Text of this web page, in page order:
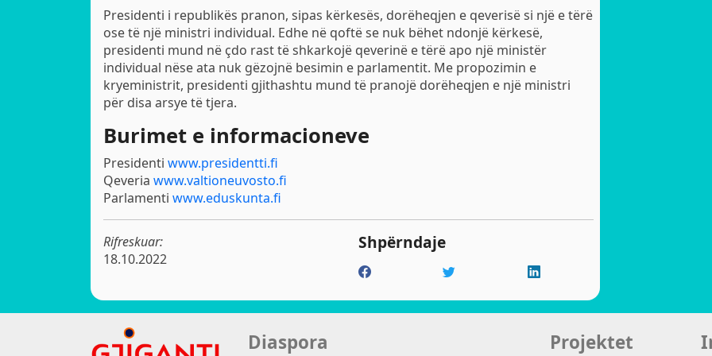
Presidenti i republikës pranon, sipas kërkesës, dorëheqjen e qeverisë si një e tërë
ose të një ministri individual. Edhe në qoftë se nuk bëhet ndonjë kërkesë,
presidenti mund në çdo rast të shkarkojë qeverinë e tërë apo një ministër
individual nëse ata nuk gëzojnë besimin e parlamentit. Me propozimin e
kryeministrit, presidenti gjithashtu mund të pranojë dorëheqjen e një ministri
për disa arsye të tjera.
Burimet e informacioneve
Presidenti www.presidentti.fi
Qeveria www.valtioneuvosto.fi
Parlamenti www.eduskunta.fi
Rifreskuar:
18.10.2022
Shpërndaje
Diaspora Projektet